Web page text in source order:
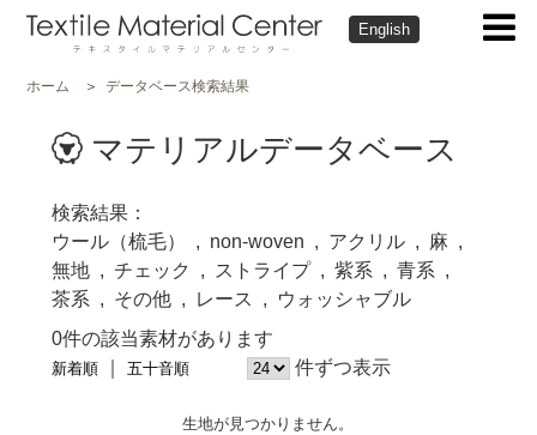
English
ホーム データベース検索結果
マテリアルデータベース
検索結果
ウール（梳毛）
non-woven アクリル
麻
無地
チェック ストライプ 紫系
青系
茶系
その他 レース
ウォッシャブル
0件の該当素材があります
新着順 五十音順 件ずつ表示
生地が見つかりません。